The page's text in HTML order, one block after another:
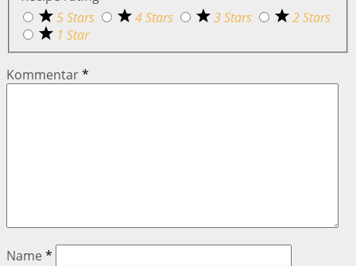
5 Stars
4 Stars 3 Stars
2 Stars
1 Star
Kommentar*
Name *